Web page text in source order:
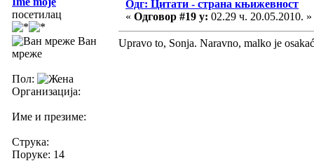
посетилац
Ван
мреже
Пол:
Организација:
Име и презиме:
Струка:
Поруке: 14
Одг: Цитати - страна књижевност
« Одговор #19 у: 02.29 ч. 20.05.2010. »
Upravo to, Sonja. Naravno, malko je